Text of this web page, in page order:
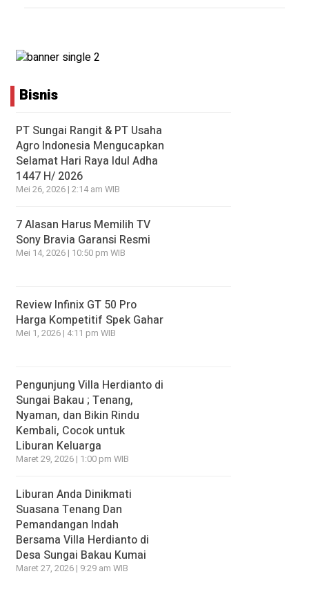
Bisnis
PT Sungai Rangit & PT Usaha
Agro Indonesia Mengucapkan
Selamat Hari Raya Idul Adha
1447 H/ 2026
Mei 26, 2026 | 2:14 am WIB
7 Alasan Harus Memilih TV
Sony Bravia Garansi Resmi
Mei 14, 2026 | 10:50 pm WIB
Review Infinix GT 50 Pro
Harga Kompetitif Spek Gahar
Mei 1, 2026 | 4:11 pm WIB
Pengunjung Villa Herdianto di
Sungai Bakau ; Tenang,
Nyaman, dan Bikin Rindu
Kembali, Cocok untuk
Liburan Keluarga
Maret 29, 2026 | 1:00 pm WIB
Liburan Anda Dinikmati
Suasana Tenang Dan
Pemandangan Indah
Bersama Villa Herdianto di
Desa Sungai Bakau Kumai
Maret 27, 2026 | 9:29 am WIB